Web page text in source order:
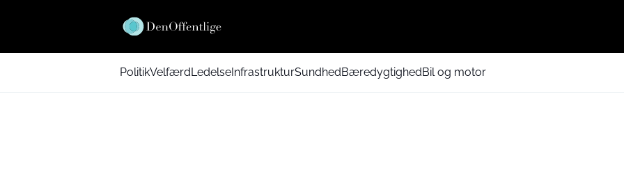
PolitikVelfærdLedelseInfrastrukturSundhedBæredygtighedBil og motor